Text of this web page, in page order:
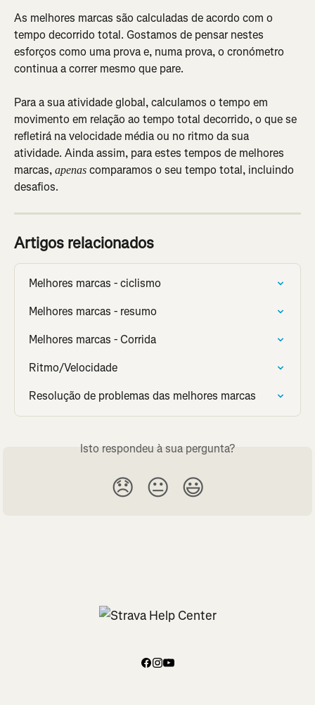
As melhores marcas são calculadas de acordo com o
tempo decorrido total. Gostamos de pensar nestes
esforços como uma prova e, numa prova, o cronómetro
continua a correr mesmo que pare.
Para a sua atividade global, calculamos o tempo em
movimento em relação ao tempo total decorrido, o que se
refletirá na velocidade média ou no ritmo da sua
atividade. Ainda assim, para estes tempos de melhores
marcas, apenas comparamos o seu tempo total, incluindo
desafios.
Artigos relacionados
Melhores marcas - ciclismo
Melhores marcas - resumo
Melhores marcas - Corrida
Ritmo/Velocidade
Resolução de problemas das melhores marcas
Isto respondeu à sua pergunta?
😞 😐 😃